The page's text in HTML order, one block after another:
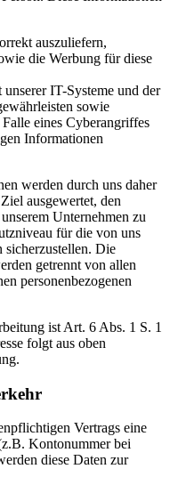
auszuliefern,
die Werbung für diese
IT-Systeme und der
sowie
eines Cyberangriffes
Informationen
werden durch uns daher
ausgewertet, den
Unternehmen zu
für die von uns
sicherzustellen. Die
getrennt von allen
personenbezogenen
ist Art. 6 Abs. 1 S. 1
folgt aus oben
Vertrags eine
Kontonummer bei
diese Daten zur